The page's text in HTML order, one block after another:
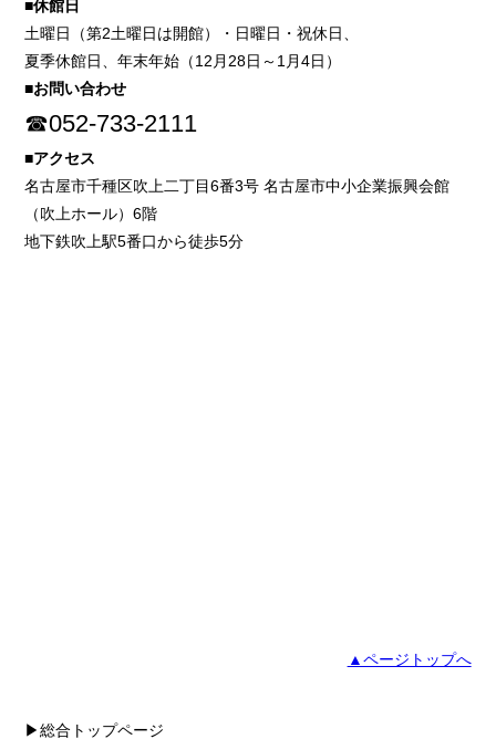
■休館日
土曜日（第2土曜日は開館）・日曜日・祝休日、
夏季休館日、年末年始（12月28日～1月4日）
■お問い合わせ
☎052-733-2111
■アクセス
名古屋市千種区吹上二丁目6番3号 名古屋市中小企業振興会館
（吹上ホール）6階
地下鉄吹上駅5番口から徒歩5分
▲ページトップへ
▶総合トップページ